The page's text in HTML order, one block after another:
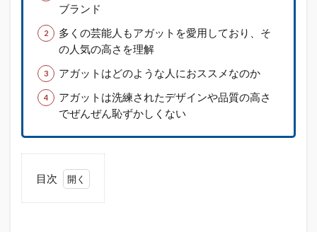
ブランド
多くの芸能人もアガットを愛用しており、そ
の人気の高さを理解
アガットはどのような人におススメなのか
アガットは洗練されたデザインや品質の高さ
でぜんぜん恥ずかしくない
目次